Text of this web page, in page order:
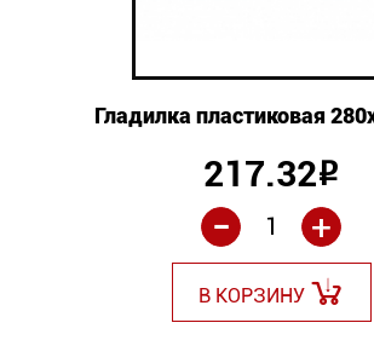
Гладилка пластиковая
217.32Р
+
-
В КОРЗИНУ